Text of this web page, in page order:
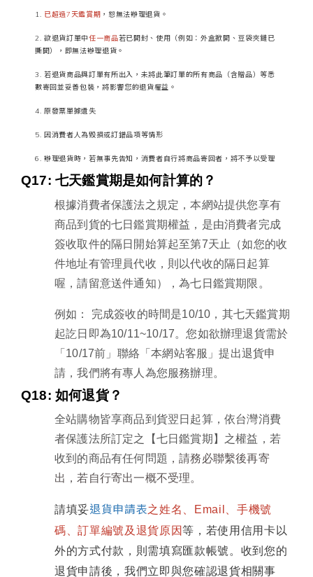
已超過7天鑑賞期 ，恕無法辦理退貨。
欲退貨訂單中任一商品若已開封、使用（例如：外盒掀開、豆袋夾鏈已
撕開），即無法辦理退貨。
若退貨商品與訂單有所出入，未將此筆訂單的所有商品（含贈品）等悉
數寄回並妥善包裝，將影響您的退貨權益。
原發票單據遺失
因消費者人為毀損或訂錯品項等情形
辦理退貨時，若無事先告知，消費者自行將商品寄回者，將不予以受理
Q17: 七天鑑賞期是如何計算的？
根據消費者保護法之規定，本網站提供您享有
商品到貨的七日鑑賞期權益，是由消費者完成
簽收取件的隔日開始算起至第7天止（如您的收
件地址有管理員代收，則以代收的隔日起算
喔，請留意送件通知），為七日鑑賞期限。
例如： 完成簽收的時間是10/10 ，其七天鑑賞期
起訖日即為10/11~10/17。您如欲辦理退貨需於
「 10/17前」聯絡「本網站客服」提出退貨申
請，我們將有專人為您服務辦理。
Q18: 如何退貨？
全站購物皆享商品到貨翌日起算，依台灣消費
者保護法所訂定之【七日鑑賞期】之權益，若
收到的商品有任何問題 ，請務必聯繫後再寄
出，若自行寄出一概不受理。
請填妥退貨申請表之姓名、Email、手機號
碼、訂單編號及退貨原因等，若使用信用卡以
外的方式付款，則需填寫匯款帳號。收到您的
退貨申請後，我們立即與您確認退貨相關事